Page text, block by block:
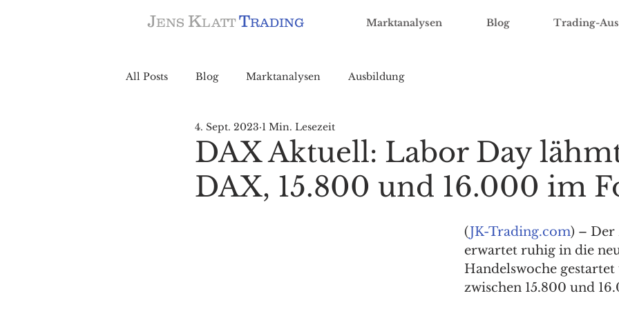
JENS KLATT TRADING Marktanalysen Blog Trading-
All Posts Blog Marktanalysen Ausbildung
DAX Aktuell: Labor Day
DAX, 15.800 und 16.000 im
4. Sept. 2023 1 Min. Lesezeit
(JK-Trading.com) –
erwartet ruhig in die
Handelswoche
zwischen 15.800 und